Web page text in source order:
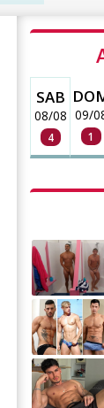
SAB
08/08
4
09/
1